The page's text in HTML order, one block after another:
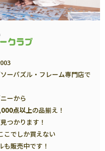
ーパズル・フレーム専門店で
ーから
点以上の品揃え！
つかります！
こでしか買えない
も販売中です！